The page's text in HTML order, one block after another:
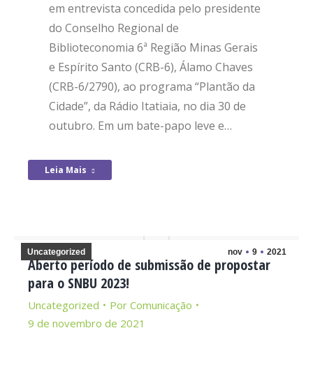
em entrevista concedida pelo presidente
do Conselho Regional de
Biblioteconomia 6ª Região Minas Gerais
e Espírito Santo (CRB-6), Álamo Chaves
(CRB-6/2790), ao programa “Plantão da
Cidade”, da Rádio Itatiaia, no dia 30 de
outubro. Em um bate-papo leve e…
Leia Mais
nov 9 2021
Uncategorized
Aberto período de submissão de propostar
para o SNBU 2023!
Uncategorized Por Comunicação
9 de novembro de 2021